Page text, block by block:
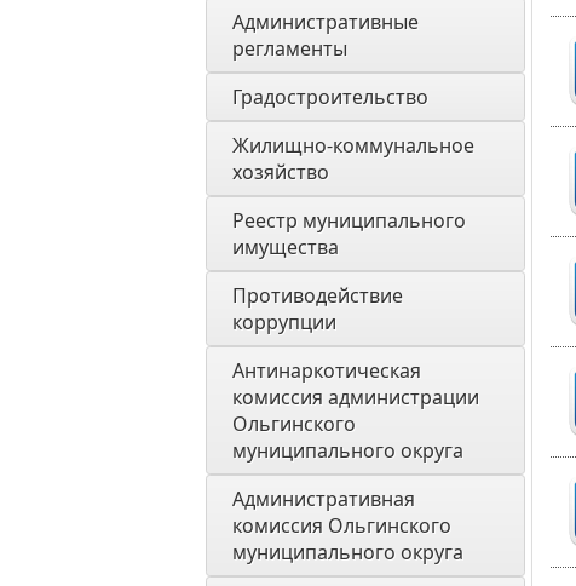
Административные
регламенты
Градостроительство
Жилищно-коммунальное
хозяйство
Реестр муниципального
имущества
Противодействие
коррупции
Антинаркотическая
комиссия администрации
Ольгинского
муниципального округа
Административная
комиссия Ольгинского
муниципального округа